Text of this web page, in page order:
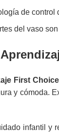
de control
del vaso
First
y cómoda.
infantil y